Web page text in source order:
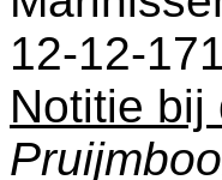
12-12-
Notitie bij